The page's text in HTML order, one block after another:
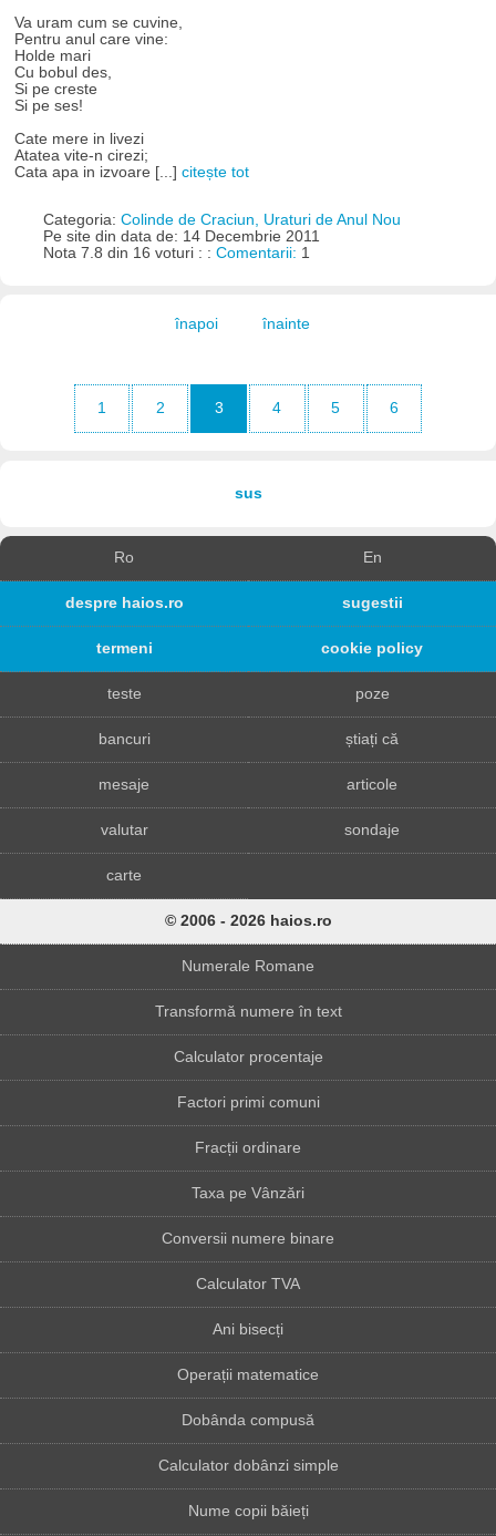
Va uram cum se cuvine,
Pentru anul care vine:
Holde mari
Cu bobul des,
Si pe creste
Si pe ses!
Cate mere in livezi
Atatea vite-n cirezi;
Cata apa in izvoare [...]citește tot
Categoria: Colinde de Craciun, Uraturi de Anul Nou
Pe site din data de: 14 Decembrie 2011
Nota 7.8 din 16 voturi : : Comentarii: 1
înapoi înainte
1 2 3 4 5 6
sus
Ro En
despre haios.ro sugestii
termeni cookie policy
teste poze
bancuri știați că
mesaje articole
valutar sondaje
carte
© 2006 - 2026 haios.ro
Numerale Romane
Transformă numere în text
Calculator procentaje
Factori primi comuni
Fracții ordinare
Taxa pe Vânzări
Conversii numere binare
Calculator TVA
Ani bisecți
Operații matematice
Dobânda compusă
Calculator dobânzi simple
Nume copii băieți